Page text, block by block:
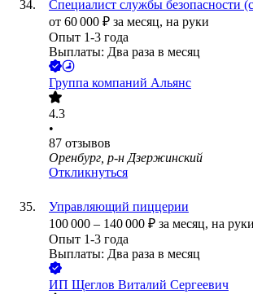
Специалист службы безопасности
от 60 000 ₽ за месяц, на руки
Опыт 1-3 года
Выплаты: Два раза в месяц
Группа компаний Альянс
4.3
•
87 отзывов
Оренбург, р-н Дзержинский
Откликнуться
Управляющий пиццерии
100 000 – 140 000 ₽ за месяц, на руки
Опыт 1-3 года
Выплаты: Два раза в месяц
ИП Щеглов Виталий Сергеевич